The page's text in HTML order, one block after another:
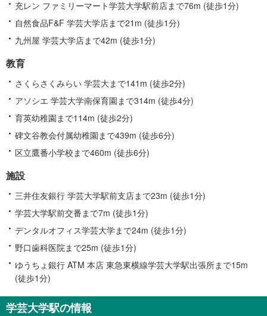
充レン ファミリーマート学芸大学駅前店まで76m (徒歩1分)
自然食品F&F 学芸大学店まで21m (徒歩1分)
九州屋 学芸大学店まで42m (徒歩1分)
教育
さくらさくみらい 学芸大まで141m (徒歩2分)
アソシエ 学芸大学南保育園まで314m (徒歩4分)
育英幼稚園まで114m (徒歩2分)
碑文谷教会付属幼稚園まで439m (徒歩6分)
区立鷹番小学校まで460m (徒歩6分)
施設
三井住友銀行 学芸大学駅前支店まで23m (徒歩1分)
学芸大学駅前交番まで7m (徒歩1分)
デンタルオフィス学芸大学まで24m (徒歩1分)
野口歯科医院まで25m (徒歩1分)
ゆうちょ銀行 ATM 本店 東急東横線学芸大学駅出張所まで15m
(徒歩1分)
学芸大学駅の情報